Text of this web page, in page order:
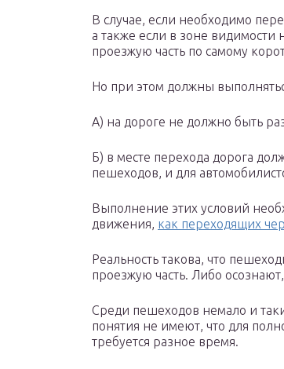
В случае, если необходимо
а также если в зоне видимости
проезжую часть по самому
Но при этом должны
А) на дороге не должно быть
Б) в месте перехода дорога
пешеходов, и для
Выполнение этих условий
движения, как переходящих
Реальность такова, что
проезжую часть. Либо
Среди пешеходов немало и
понятия не имеют, что для
требуется разное время.